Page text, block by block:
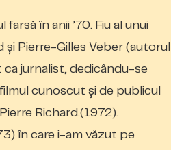
în anii ’70. Fiu al unui
şi Pierre-Gilles Veber (autorul
ca jurnalist, dedicându-se
cunoscut şi de publicul
Richard.(1972).
în care i-am văzut pe